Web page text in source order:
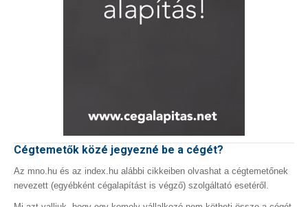
Cégtemetők közé jegyezné be a cégét?
Az mno.hu és az index.hu alábbi cikkeiben olvashat a cégtemetőnek
nevezett (egyébként cégalapítást is végző) szolgáltató esetéről.